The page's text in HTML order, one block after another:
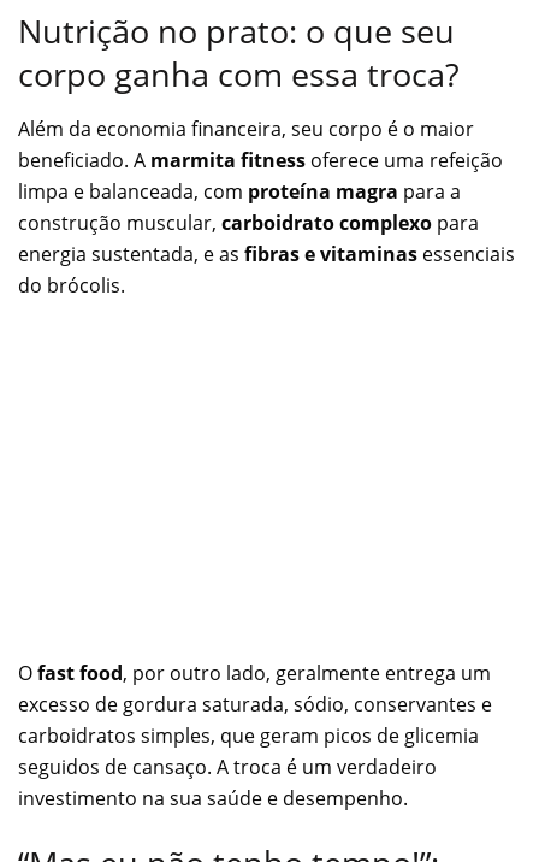
Nutrição no prato: o que seu
corpo ganha com essa troca?
Além da economia financeira, seu corpo é o maior
beneficiado. A marmita fitness oferece uma refeição
limpa e balanceada, com proteína magra para a
construção muscular, carboidrato complexo para
energia sustentada, e as fibras e vitaminas essenciais
do brócolis.
Ofast food, por outro lado, geralmente entrega um
excesso de gordura saturada, sódio, conservantes e
carboidratos simples, que geram picos de glicemia
seguidos de cansaço. A troca é um verdadeiro
investimento na sua saúde e desempenho.